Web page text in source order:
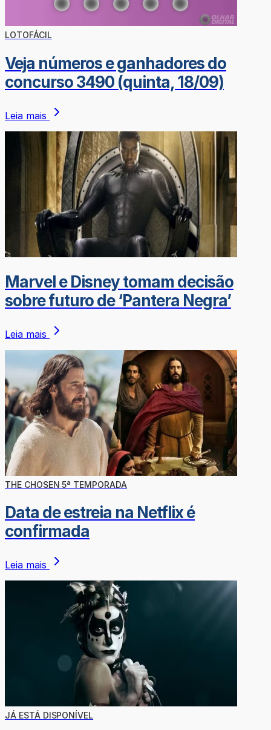
LOTOFÁCIL
Veja números e ganhadores do
concurso 3490 (quinta, 18/09)
Leia mais
Marvel e Disney tomam decisão
sobre futuro de ‘Pantera Negra’
Leia mais
THE CHOSEN 5ª TEMPORADA
Data de estreia na Netflix é
confirmada
Leia mais
JÁ ESTÁ DISPONÍVEL